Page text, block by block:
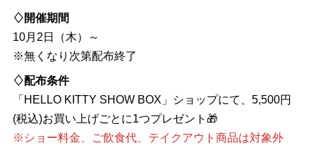
♢開催期間
10月2日（木）～
※無くなり次第配布終了
♢配布条件
「HELLO KITTY SHOW BOX」ショップにて、5,500円
(税込)お買い上げごとに1つプレゼント🎁
※ショー料金、ご飲食代、テイクアウト商品は対象外